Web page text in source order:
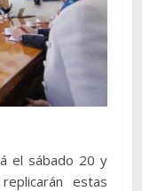
el sábado 20 y
estas